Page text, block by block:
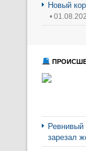
Новый
•
зарезал